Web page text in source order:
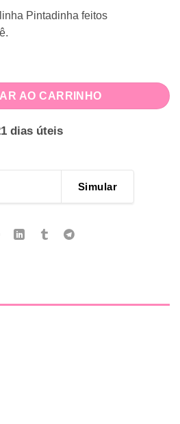
Pintadinha feitos
Galinha Pintadinha quantidade
AO CARRINHO
dias úteis
Simular